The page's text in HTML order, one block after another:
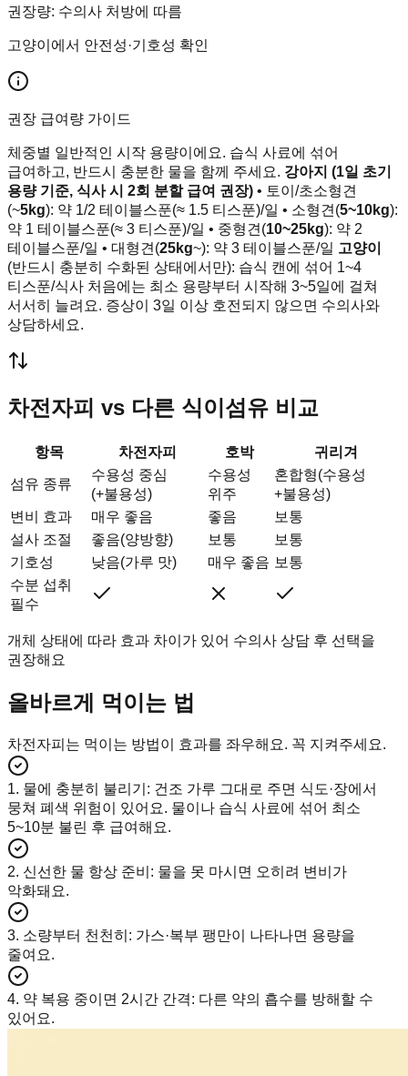
권장량: 수의사 처방에 따름
고양이에서 안전성·기호성 확인
권장 급여량 가이드
체중별 일반적인 시작 용량이에요. 습식 사료에 섞어
급여하고, 반드시 충분한 물을 함께 주세요. 강아지 (1일 초기
용량 기준, 식사 시 2회 분할 급여 권장) • 토이/초소형견
(~5kg): 약 1/2 테이블스푼(≈ 1.5 티스푼)/일 • 소형견(5~10kg):
약 1 테이블스푼(≈ 3 티스푼)/일 • 중형견(10~25kg): 약 2
테이블스푼/일 • 대형견(25kg~): 약 3 테이블스푼/일 고양이
(반드시 충분히 수화된 상태에서만): 습식 캔에 섞어 1~4
티스푼/식사 처음에는 최소 용량부터 시작해 3~5일에 걸쳐
서서히 늘려요. 증상이 3일 이상 호전되지 않으면 수의사와
상담하세요.
차전자피 vs 다른 식이섬유 비교
항목 차전자피 호박 귀리겨
섬유 종류
수용성 중심
(+불용성)
수용성
위주
혼합형(수용성
+불용성)
변비 효과
매우 좋음 좋음
보통
설사 조절
좋음(양방향) 보통
보통
기호성
낮음(가루 맛) 매우 좋음 보통
수분 섭취
필수
개체 상태에 따라 효과 차이가 있어 수의사 상담 후 선택을
권장해요
올바르게 먹이는 법
차전자피는 먹이는 방법이 효과를 좌우해요. 꼭 지켜주세요.
1. 물에 충분히 불리기 : 건조 가루 그대로 주면 식도·장에서
뭉쳐 폐색 위험이 있어요. 물이나 습식 사료에 섞어 최소
5~10분 불린 후 급여해요.
2. 신선한 물 항상 준비 : 물을 못 마시면 오히려 변비가
악화돼요.
3. 소량부터 천천히 : 가스·복부 팽만이 나타나면 용량을
줄여요.
4. 약 복용 중이면 2시간 간격: 다른 약의 흡수를 방해할 수
있어요.